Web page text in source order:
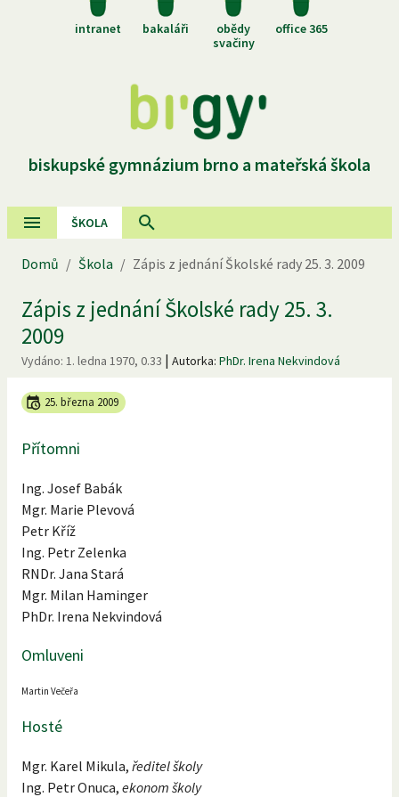
intranet bakaláři
obědy
svačiny
office 365
biskupské gymnázium brno a mateřská škola
ŠKOLA
Domů / Škola / Zápis z jednání Školské rady 25. 3. 2009
Zápis z jednání Školské rady 25. 3.
2009
Vydáno: 1. ledna 1970, 0.33 | Autorka: PhDr. Irena Nekvindová
25. března 2009
Přítomni
Ing. Josef Babák
Mgr. Marie Plevová
Petr Kříž
Ing. Petr Zelenka
RNDr. Jana Stará
Mgr. Milan Haminger
PhDr. Irena Nekvindová
Omluveni
Martin Večeřa
Hosté
Mgr. Karel Mikula, ředitel školy
Ing. Petr Onuca, ekonom školy